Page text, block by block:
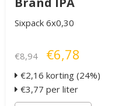
Sixpack 6x0,30
€8,94 €6,78
€2,16 korting (24%)
€3,77 per liter